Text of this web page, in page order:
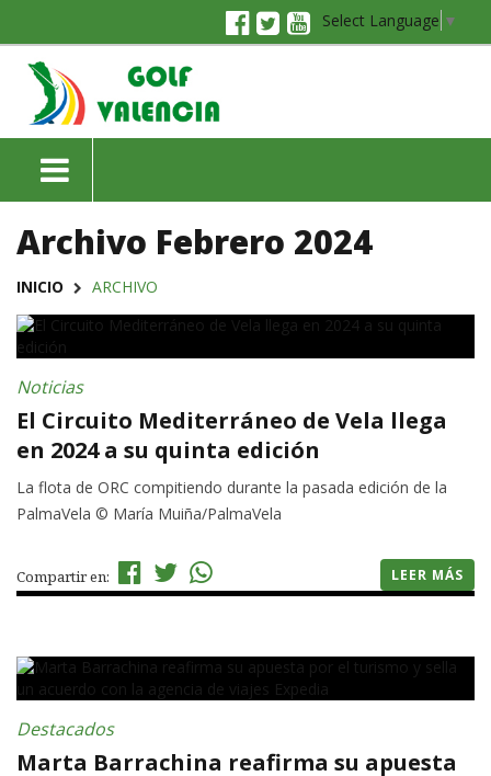
Select Language ▼
Archivo Febrero 2024
INICIO ARCHIVO
Noticias
El Circuito Mediterráneo de Vela llega
en 2024 a su quinta edición
La flota de ORC compitiendo durante la pasada edición de la
PalmaVela © María Muiña/PalmaVela
Compartir en: LEER MÁS
Destacados
Marta Barrachina reafirma su apuesta